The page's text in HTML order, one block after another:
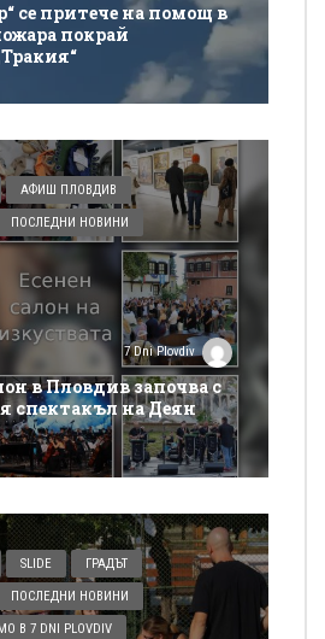
се притече на помощ в
покрай
АФИШ ПЛОВДИВ
ПОСЛЕДНИ НОВИНИ
7 Dni Plovdiv
в Пловдив започва с
спектакъл на Деян
SLIDE ГРАДЪТ
ПОСЛЕДНИ НОВИНИ
В 7 DNI PLOVDIV